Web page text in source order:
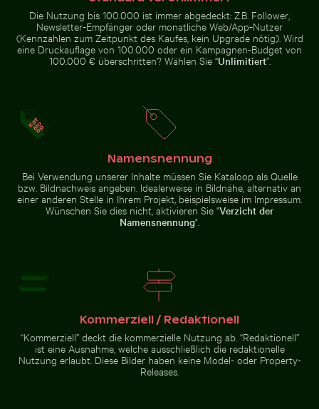
Berliner Fernsehturm bei Hafenleuchtfeuer bei
Modernes Wohngebäude mit Balkonen
Wohngebäude
mit Balkonen
Schneebedecktes Verkehrsschild in
Verkehrsschild in
städtischer
Umgebung
Vintage-Fahrrad auf
Vintage-Fahrrad auf Küstenweg in
Feierlicher Schokoladenkuchen mit Wunderkerze
Nahaufnahme eines
Nahaufnahme
eines grünen
Kaktus mit
scharfen
Dornen
Die Nutzung bis 100.000 ist immer abgedeckt: Z.B. Follower,
Newsletter-Empfänger oder monatliche Web/App-Nutzer
(Kennzahlen zum Zeitpunkt des Kaufes, kein Upgrade nötig). Wird
eine Druckauflage von 100.000 oder ein Kampagnen-Budget von
100.000 € überschritten? Wählen Sie “Unlimitiert”.
Namensnennung
Bei Verwendung unserer Inhalte müssen Sie Kataloop als Quelle
bzw. Bildnachweis angeben. Idealerweise in Bildnähe, alternativ an
einer anderen Stelle in Ihrem Projekt, beispielsweise im Impressum.
Wünschen Sie dies nicht, aktivieren Sie "Verzicht der
Namensnennung".
Kommerziell / Redaktionell
“Kommerziell” deckt die kommerzielle Nutzung ab. “Redaktionell”
ist eine Ausnahme, welche ausschließlich die redaktionelle
Nutzung erlaubt. Diese Bilder haben keine Model- oder Property-
Releases.